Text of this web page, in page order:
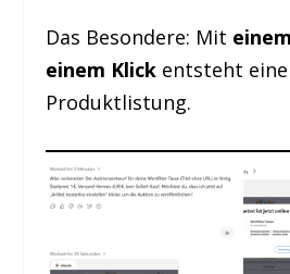
Das Besondere: Mit
einem Klick entsteht
Produktlistung.